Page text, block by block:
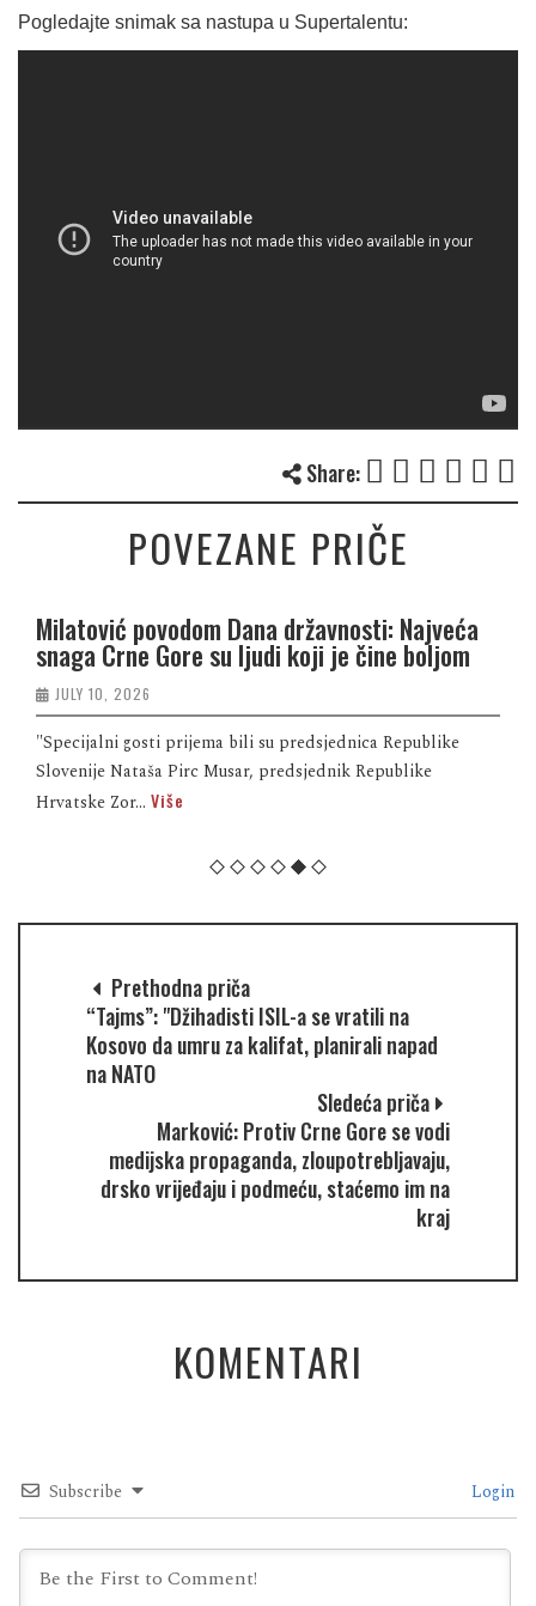
Pogledajte snimak sa nastupa u Supertalentu:
Share:
POVEZANE PRIČE
Milatović povodom Dana državnosti: Najveća
snaga Crne Gore su ljudi koji je čine boljom
JULY 10, 2026
"Specijalni gosti prijema bili su predsjednica Republike
Slovenije Nataša Pirc Musar, predsjednik Republike
Hrvatske Zor... Više
Prethodna priča
“Tajms”: "Džihadisti ISIL-a se vratili na
Kosovo da umru za kalifat, planirali napad
na NATO
Sledeća priča
Marković: Protiv Crne Gore se vodi
medijska propaganda, zloupotrebljavaju,
drsko vrijeđaju i podmeću, staćemo im na
kraj
KOMENTARI
Subscribe Login